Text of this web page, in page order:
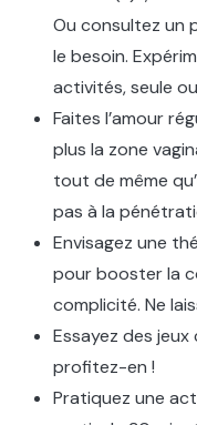
Ou consultez un
le besoin.
activités, seule
Faites l’amour
plus la zone
tout de même
pas à la
Envisagez une
pour booster la
complicité. Ne
Essayez des
profitez-en !
Pratiquez une